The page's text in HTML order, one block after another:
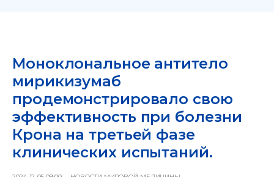
Моноклональное антитело
мирикизумаб
продемонстрировало свою
эффективность при болезни
Крона на третьей фазе
клинических испытаний.